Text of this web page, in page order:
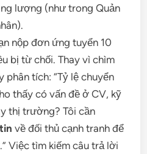
lượng (như trong Quản
nộp đơn ứng tuyển 10
bị từ chối. Thay vì chìm
phân tích: “Tỷ lệ chuyển
thấy có vấn đề ở CV, kỹ
thị trường? Tôi cần
về đối thủ cạnh tranh để
Việc tìm kiếm câu trả lời